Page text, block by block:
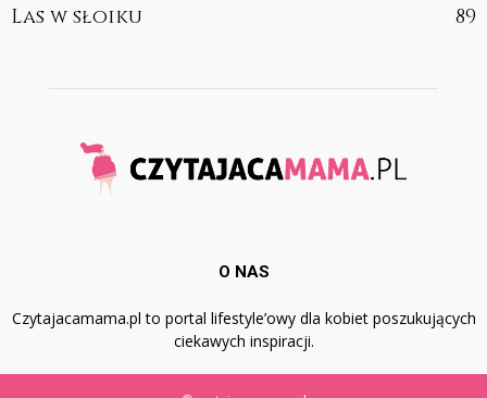
Las w słoiku
89
O NAS
Czytajacamama.pl to portal lifestyle’owy dla kobiet poszukujących
ciekawych inspiracji.